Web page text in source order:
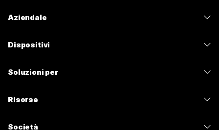
Aziendale
Dispositivi
Soluzioni per
Risorse
Società